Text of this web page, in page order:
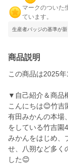
マークのついた
ています。
生産者バッジの基準が新
商品説明
この商品は2025年
▼自己紹介＆商品
こんにちは😊竹吉
有田みかんの本場
をしている竹吉園
みかんをはじめ、
せ、八朔など多く
した😊